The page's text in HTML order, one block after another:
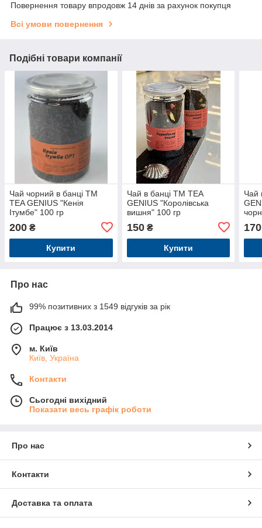
Повернення товару впродовж 14 днів за рахунок покупця
Всі умови повернення
Подібні товари компанії
Чай чорний в банці TM
TEA GENIUS "Кенія
Ітумбе" 100 гр
200 ₴
Купити
Чай в банці TM TEA
GENIUS "Королівська
вишня" 100 гр
150₴
Купити
Чай
170
Про нас
99% позитивних з 1549 відгуків за рік
Працює з 13.03.2014
м. Київ
Київ, Україна
Контакти
Сьогодні вихідний
Показати весь графік роботи
Про нас
Контакти
Доставка та оплата